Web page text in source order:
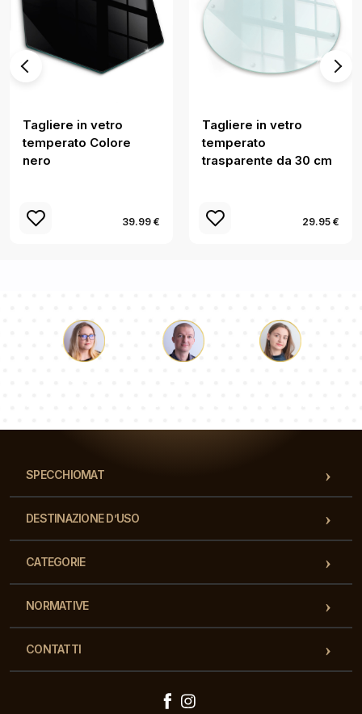
Tagliere in vetro
temperato Colore
nero
39.99 €
Tagliere in vetro
temperato
trasparente da 30 cm
29.95 €
SPECCHIOMAT
DESTINAZIONE D’USO
CATEGORIE
NORMATIVE
CONTATTI